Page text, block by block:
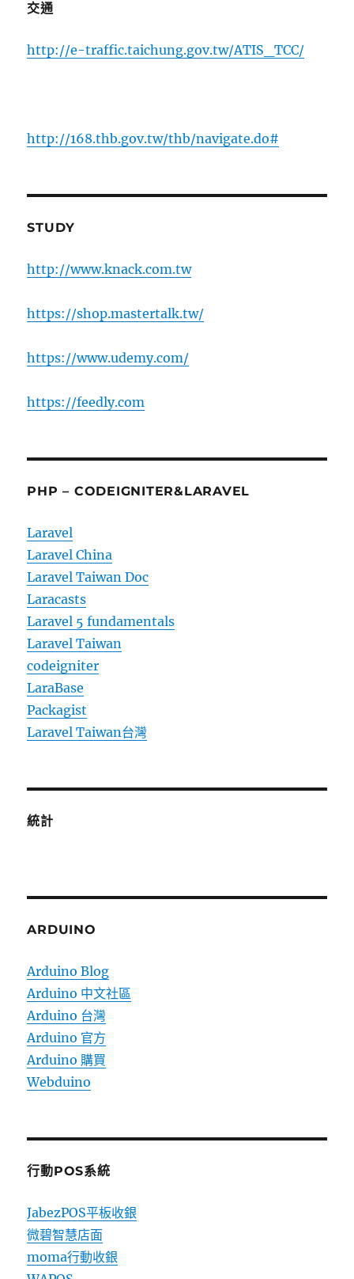
交通
http://e-traffic.taichung.gov.tw/ATIS_TCC/
http://168.thb.gov.tw/thb/navigate.do#
STUDY
http://www.knack.com.tw
https://shop.mastertalk.tw/
https://www.udemy.com/
https://feedly.com
PHP – CODEIGNITER&LARAVEL
Laravel
Laravel China
Laravel Taiwan Doc
Laracasts
Laravel 5 fundamentals
Laravel Taiwan
codeigniter
LaraBase
Packagist
Laravel Taiwan台灣
統計
ARDUINO
Arduino Blog
Arduino 中文社區
Arduino 台灣
Arduino 官方
Arduino 購買
Webduino
行動POS系統
JabezPOS平板收銀
微碧智慧店面
moma行動收銀